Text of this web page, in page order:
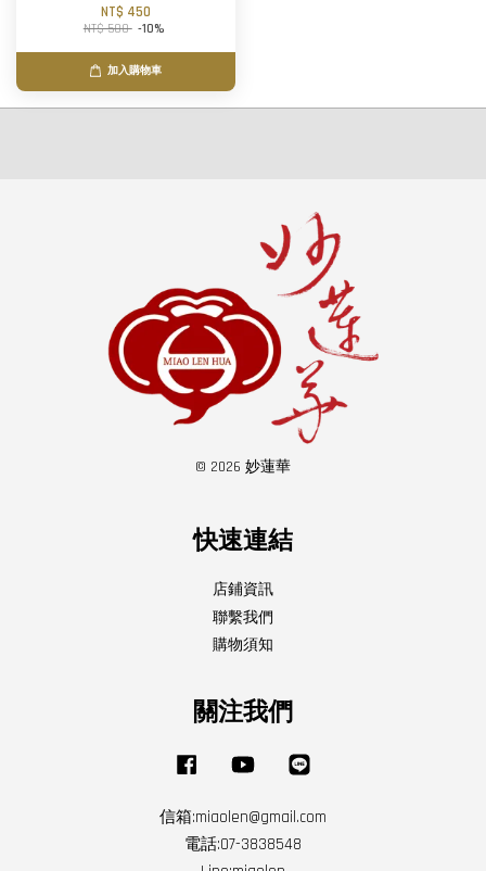
NT$ 450
NT$ 500 -10%
加入購物車
© 2026 妙蓮華
快速連結
店鋪資訊
聯繫我們
購物須知
關注我們
Facebook YouTube
信箱:miaolen@gmail.com
電話:07-3838548